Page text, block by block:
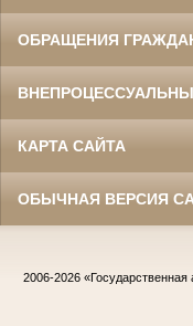
ОБРАЩЕНИЯ
КАРТА САЙТА
ОБЫЧНАЯ ВЕРСИЯ
2006-2026